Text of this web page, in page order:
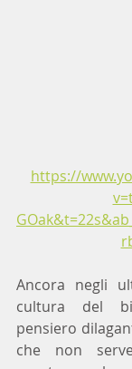
https://
Ancora negli
cultura del
pensiero
che non